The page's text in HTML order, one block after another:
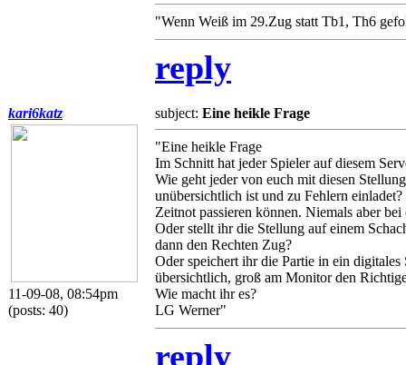
"Wenn Weiß im 29.Zug statt Tb1, Th6
reply
kari6katz
11-09-08, 08:54pm
(posts: 40)
subject: Eine heikle Frage
"Eine heikle Frage
Im Schnitt hat jeder Spieler auf diesem
Wie geht jeder von euch mit diesen
unübersichtlich ist und zu Fehlern
Zeitnot passieren können. Niemals aber
Oder stellt ihr die Stellung auf einem
dann den Rechten Zug?
Oder speichert ihr die Partie in ein
übersichtlich, groß am Monitor den
Wie macht ihr es?
LG Werner"
reply